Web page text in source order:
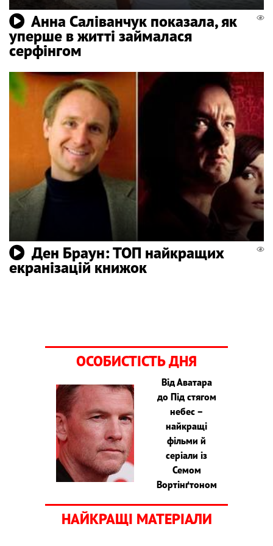
Анна Саліванчук показала, як
уперше в житті займалася
серфінгом
Ден Браун: ТОП найкращих
екранізацій книжок
ОСОБИСТІСТЬ ДНЯ
Від Аватара
до Під стягом
небес –
найкращі
фільми й
серіали із
Семом
Вортінґтоном
НАЙКРАЩІ МАТЕРІАЛИ